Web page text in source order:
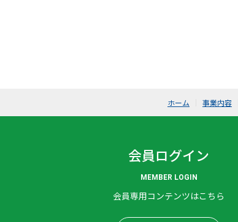
ホーム 事業内容
会員ログイン
MEMBER LOGIN
会員専用コンテンツはこちら